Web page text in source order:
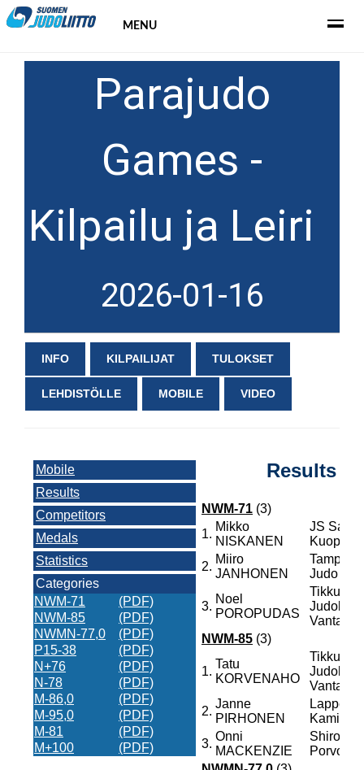
MENU
Parajudo
Games -
Kilpailu ja Leiri
2026-01-16
INFO KILPAILIJAT TULOKSET
LEHDISTÖLLE MOBILE VIDEO